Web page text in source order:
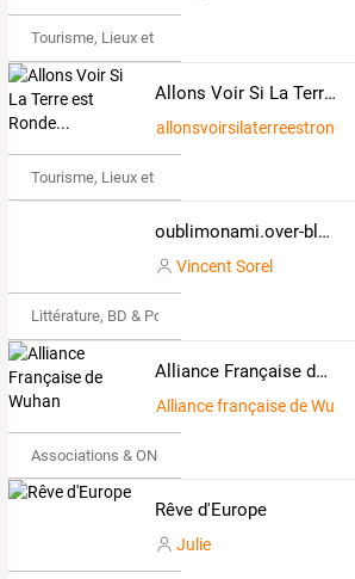
Tourisme, Lieux et Événements
Allons Voir Si La Terre est Ronde...
allonsvoirsilaterreestronde
Tourisme, Lieux et Événements
oublimonami.over-blog.com
Vincent Sorel
Littérature, BD & Poésie
Alliance Française de Wuhan
Alliance française de Wuhan
Associations & ONG
Rêve d'Europe
Julie